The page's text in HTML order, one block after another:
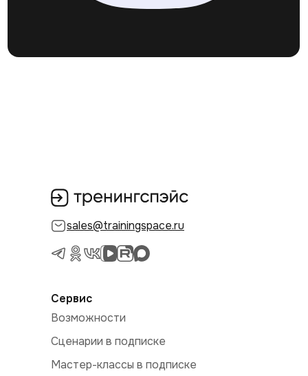
sales@trainingspace.ru
Сервис
Возможности
Сценарии в подписке
Мастер-классы в подписке